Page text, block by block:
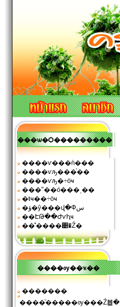
���ѡ�Ѻ���������
����ѵ���ǹ���
����ѵԡ���֡��
����ѵԡ�÷ӧҹ
���ʺ��ó���ͺ��
�ŧҹ��÷ӧҹ
�ؤ�ŷ���վ�Фس
��ԷԹ��Ժѵԧҹ
��ͧʹ����͹�Ź�
����ѹ��ҡ��
�������
����ͧ�����ѹ���Ź䷹�